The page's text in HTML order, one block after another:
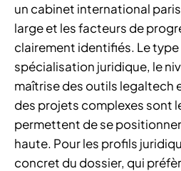
un cabinet international
large et les facteurs de
clairement identifiés. Le
spécialisation juridique, le
maîtrise des outils legaltech
des projets complexes sont
permettent de se
haute. Pour les profils
concret du dossier, qui